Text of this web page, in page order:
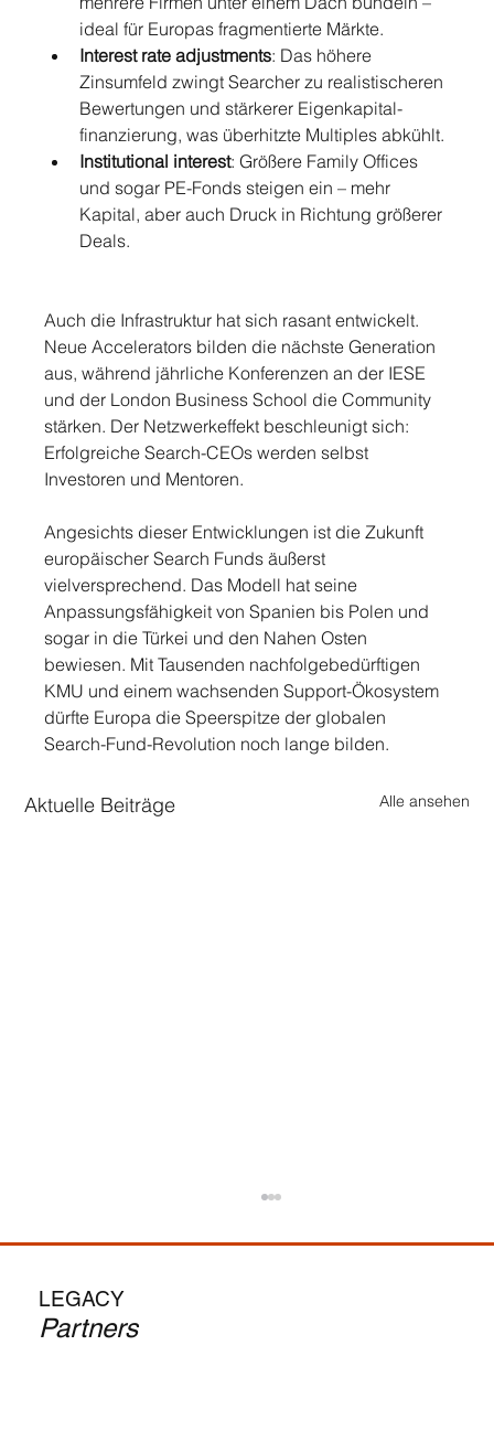
ideal für Europas fragmentierte Märkte.
Interest rate adjustments: Das höhere
Zinsumfeld zwingt Searcher zu realistischeren
Bewertungen und stärkerer Eigenkapital­
finanzierung, was überhitzte Multiples abkühlt.
Institutional interest: Größere Family Offices
und sogar PE-Fonds steigen ein – mehr
Kapital, aber auch Druck in Richtung größerer
Deals.
Auch die Infrastruktur hat sich rasant entwickelt.
Neue Accelerators bilden die nächste Generation
aus, während jährliche Konferenzen an der IESE
und der London Business School die Community
stärken. Der Netzwerkeffekt beschleunigt sich:
Erfolgreiche Search-CEOs werden selbst
Investoren und Mentoren.
Angesichts dieser Entwicklungen ist die Zukunft
europäischer Search Funds äußerst
vielversprechend. Das Modell hat seine
Anpassungsfähigkeit von Spanien bis Polen und
sogar in die Türkei und den Nahen Osten
bewiesen. Mit Tausenden nachfolge­bedürftigen
KMU und einem wachsenden Support-Ökosystem
dürfte Europa die Speerspitze der globalen
Search-Fund-Revolution noch lange bilden.
Aktuelle Beiträge Alle ansehen
Weg für Dich?
Originals. Die Anziehungskraft ist unbestreitbar
– in deinen 30ern CEO werden, dein eigenes...
LEGACY
Partners